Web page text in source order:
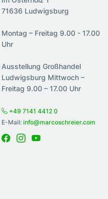
71636 Ludwigsburg
Montag – Freitag 9.00 - 17.00
Uhr
Ausstellung Großhandel
Ludwigsburg Mittwoch –
Freitag 9.00 – 17.00 Uhr
+49 7141 4412 0
E-Mail: info@marcoschreier.com